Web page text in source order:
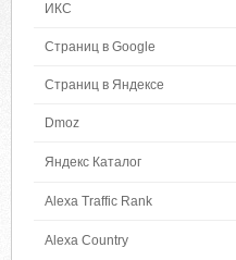
ИКС
Страниц в Google
Страниц в Яндексе
Dmoz
Яндекс Каталог
Alexa Traffic Rank
Alexa Country